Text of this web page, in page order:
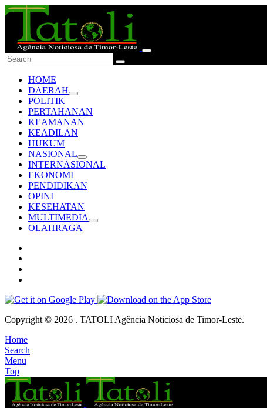
HOME
DAERAH
POLITIK
PERTAHANAN
KEAMANAN
KEADILAN
HUKUM
NASIONAL
INTERNASIONAL
EKONOMI
PENDIDIKAN
OPINI
KESEHATAN
MULTIMEDIA
OLAHRAGA
Copyright © 2026 . TATOLI Agência Noticiosa de Timor-Leste.
Home
Search
Menu
Top